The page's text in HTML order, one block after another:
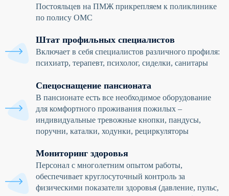
Постояльцев на ПМЖ прикрепляем к поликлинике
по полису ОМС
Штат профильных специалистов
Включает в себя специалистов различного профиля:
психиатр, терапевт, психолог, сиделки, санитары
Спецоснащение пансионата
В пансионате есть все необходимое оборудование
для комфортного проживания пожилых –
индивидуальные тревожные кнопки, пандусы,
поручни, каталки, ходунки, рециркуляторы
Мониторинг здоровья
Персонал с многолетним опытом работы,
обеспечивает круглосуточный контроль за
физическими показатели здоровья (давление, пульс,